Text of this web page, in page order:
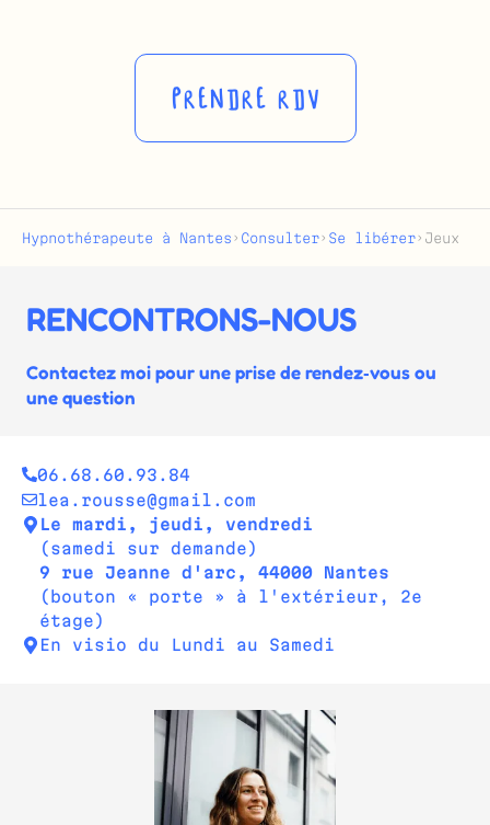
PRENDRE RDV
Hypnothérapeute à Nantes › Consulter› Se libérer› Jeux
RENCONTRONS-NOUS
Contactez moi pour une prise de rendez‑vous ou
une question
06.68.60.93.84
lea.rousse@gmail.com
Le mardi, jeudi, vendredi
(samedi sur demande)
9 rue Jeanne d'arc, 44000 Nantes
(bouton « porte » à l'extérieur, 2e
étage)
En visio du Lundi au Samedi